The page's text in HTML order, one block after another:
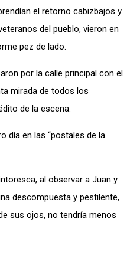
el retorno cabizbajos y
del pueblo, vieron en
pez de lado.
por la calle principal con el
mirada de todos los
de la escena.
día en las “postales de la
al observar a Juan y
descompuesta y pestilente,
sus ojos, no tendría menos